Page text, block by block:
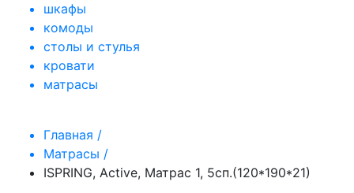
шкафы
комоды
столы и стулья
кровати
матрасы
Главная /
Матрасы /
ISPRING, Active, Матрас 1, 5сп.(120*190*21)